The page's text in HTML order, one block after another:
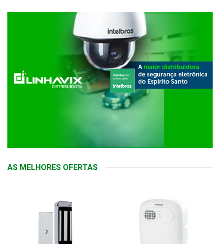
AS MELHORES OFERTAS